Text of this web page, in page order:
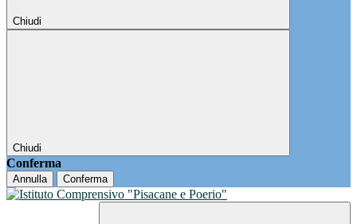
Chiudi
Chiudi
Conferma
Annulla Conferma